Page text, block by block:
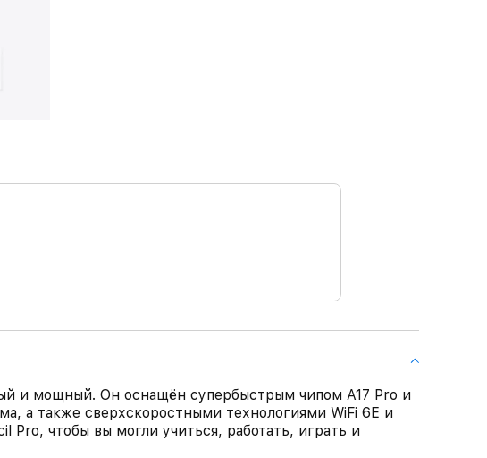
и мощный. Он оснащён супербыстрым чипом A17 Pro и
а также сверхскоростными технологиями WiFi 6E и
Pro, чтобы вы могли учиться, работать, играть и